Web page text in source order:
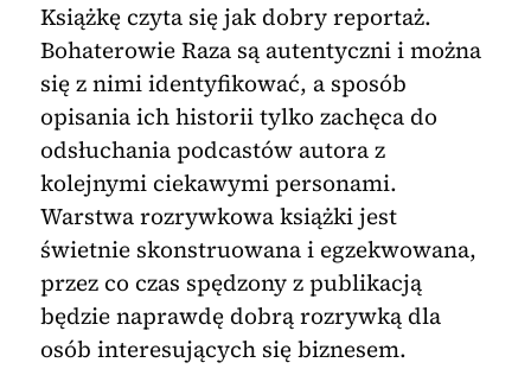
Książkę czyta się jak dobry reportaż.
Bohaterowie Raza są autentyczni i można
się z nimi identyfikować, a sposób
opisania ich historii tylko zachęca do
odsłuchania podcastów autora z
kolejnymi ciekawymi personami.
Warstwa rozrywkowa książki jest
świetnie skonstruowana i egzekwowana,
przez co czas spędzony z publikacją
będzie naprawdę dobrą rozrywką dla
osób interesujących się biznesem.